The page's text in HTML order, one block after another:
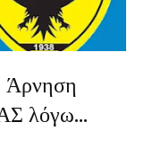
Άρνηση
λόγω...